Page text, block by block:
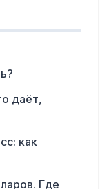
даёт,
как
Где